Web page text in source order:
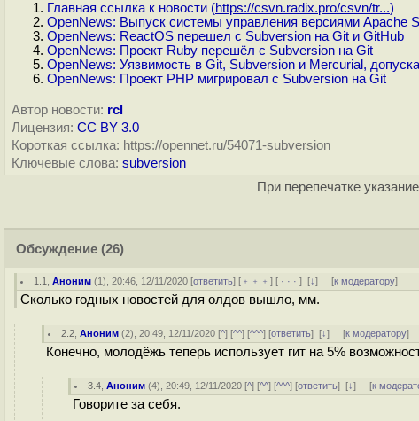
Главная ссылка к новости (https://csvn.radix.pro/csvn/tr...)
OpenNews: Выпуск системы управления версиями Apache
OpenNews: ReactOS перешел с Subversion на Git и GitHub
OpenNews: Проект Ruby перешёл с Subversion на Git
OpenNews: Уязвимость в Git, Subversion и Mercurial,
OpenNews: Проект PHP мигрировал с Subversion на Git
Автор новости: rcl
Лицензия: CC BY 3.0
Короткая ссылка: https://opennet.ru/54071-subversion
Ключевые слова: subversion
При перепечатке
Обсуждение (26)
1.1 ,Аноним (1), 20:46, 12/11/2020 [ответить] [ ﹢﹢﹢] [ · · ·][↓] [к модератору]
Сколько годных новостей для олдов вышло, мм.
2.2 ,Аноним (2), 20:49, 12/11/2020 [^] [^^] [^^^] [ответить][↓] [к модератору]
Конечно, молодёжь теперь использует гит на 5%
3.4 ,Аноним (4), 20:49, 12/11/2020 [^] [^^] [^^^] [ответить][↓] [к
Говорите за себя.